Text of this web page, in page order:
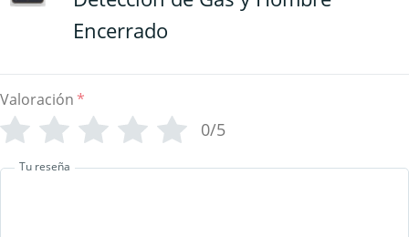
Encerrado
Valoración *
0/5
Tu reseña